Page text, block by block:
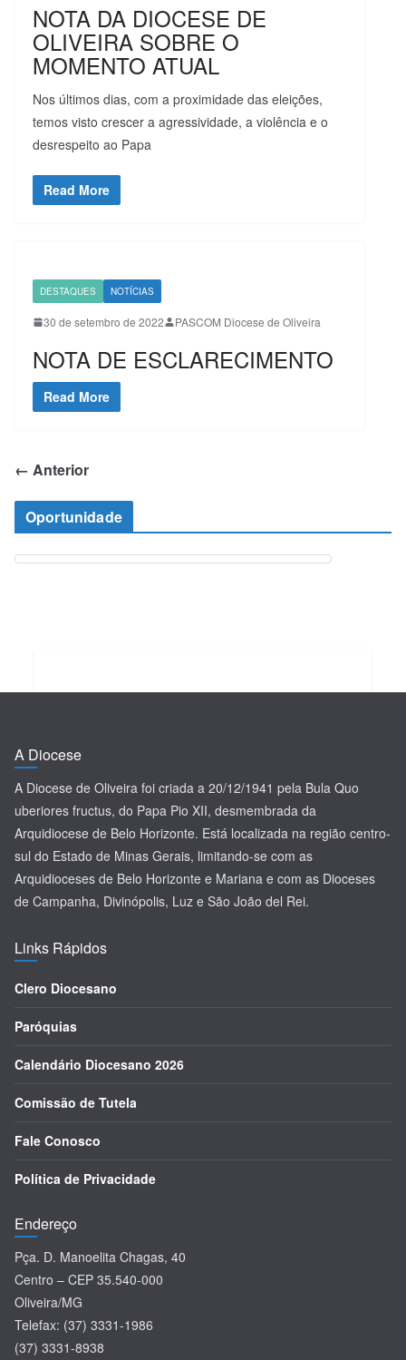
NOTA DA DIOCESE DE
OLIVEIRA SOBRE O
MOMENTO ATUAL
Nos últimos dias, com a proximidade das eleições,
temos visto crescer a agressividade, a violência e o
desrespeito ao Papa
Read More
DESTAQUES NOTÍCIAS
30 de setembro de 2022 PASCOM Diocese de Oliveira
NOTA DE ESCLARECIMENTO
Read More
← Anterior
Oportunidade
A Diocese
A Diocese de Oliveira foi criada a 20/12/1941 pela Bula Quo
uberiores fructus, do Papa Pio XII, desmembrada da
Arquidiocese de Belo Horizonte. Está localizada na região centro-
sul do Estado de Minas Gerais, limitando-se com as
Arquidioceses de Belo Horizonte e Mariana e com as Dioceses
de Campanha, Divinópolis, Luz e São João del Rei.
Links Rápidos
Clero Diocesano
Paróquias
Calendário Diocesano 2026
Comissão de Tutela
Fale Conosco
Política de Privacidade
Endereço
Pça. D. Manoelita Chagas, 40
Centro – CEP 35.540-000
Oliveira/MG
Telefax: (37) 3331-1986
(37) 3331-8938